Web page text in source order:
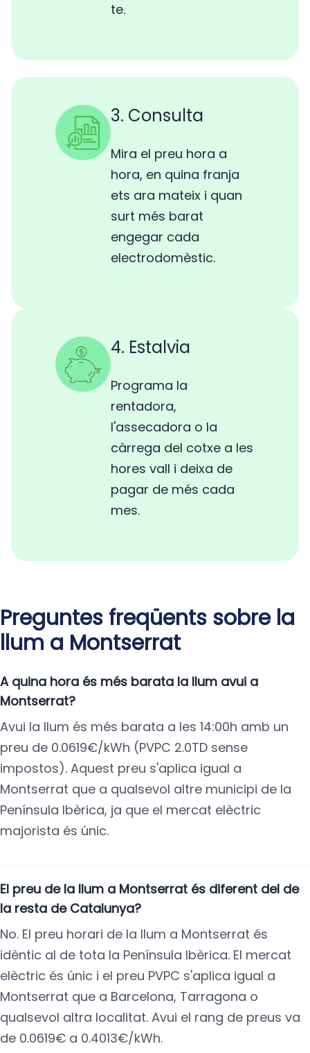
te.
3. Consulta
Mira el preu hora a
hora, en quina franja
ets ara mateix i quan
surt més barat
engegar cada
electrodomèstic.
4. Estalvia
Programa la
rentadora,
l'assecadora o la
càrrega del cotxe a les
hores vall i deixa de
pagar de més cada
mes.
Preguntes freqüents sobre la
llum a Montserrat
A quina hora és més barata la llum avui a
Montserrat?
Avui la llum és més barata a les 14:00h amb un
preu de 0.0619€/kWh (PVPC 2.0TD sense
impostos). Aquest preu s'aplica igual a
Montserrat que a qualsevol altre municipi de la
Península Ibèrica, ja que el mercat elèctric
majorista és únic.
El preu de la llum a Montserrat és diferent del de
la resta de Catalunya?
No. El preu horari de la llum a Montserrat és
idèntic al de tota la Península Ibèrica. El mercat
elèctric és únic i el preu PVPC s'aplica igual a
Montserrat que a Barcelona, Tarragona o
qualsevol altra localitat. Avui el rang de preus va
de 0.0619€ a 0.4013€/kWh.